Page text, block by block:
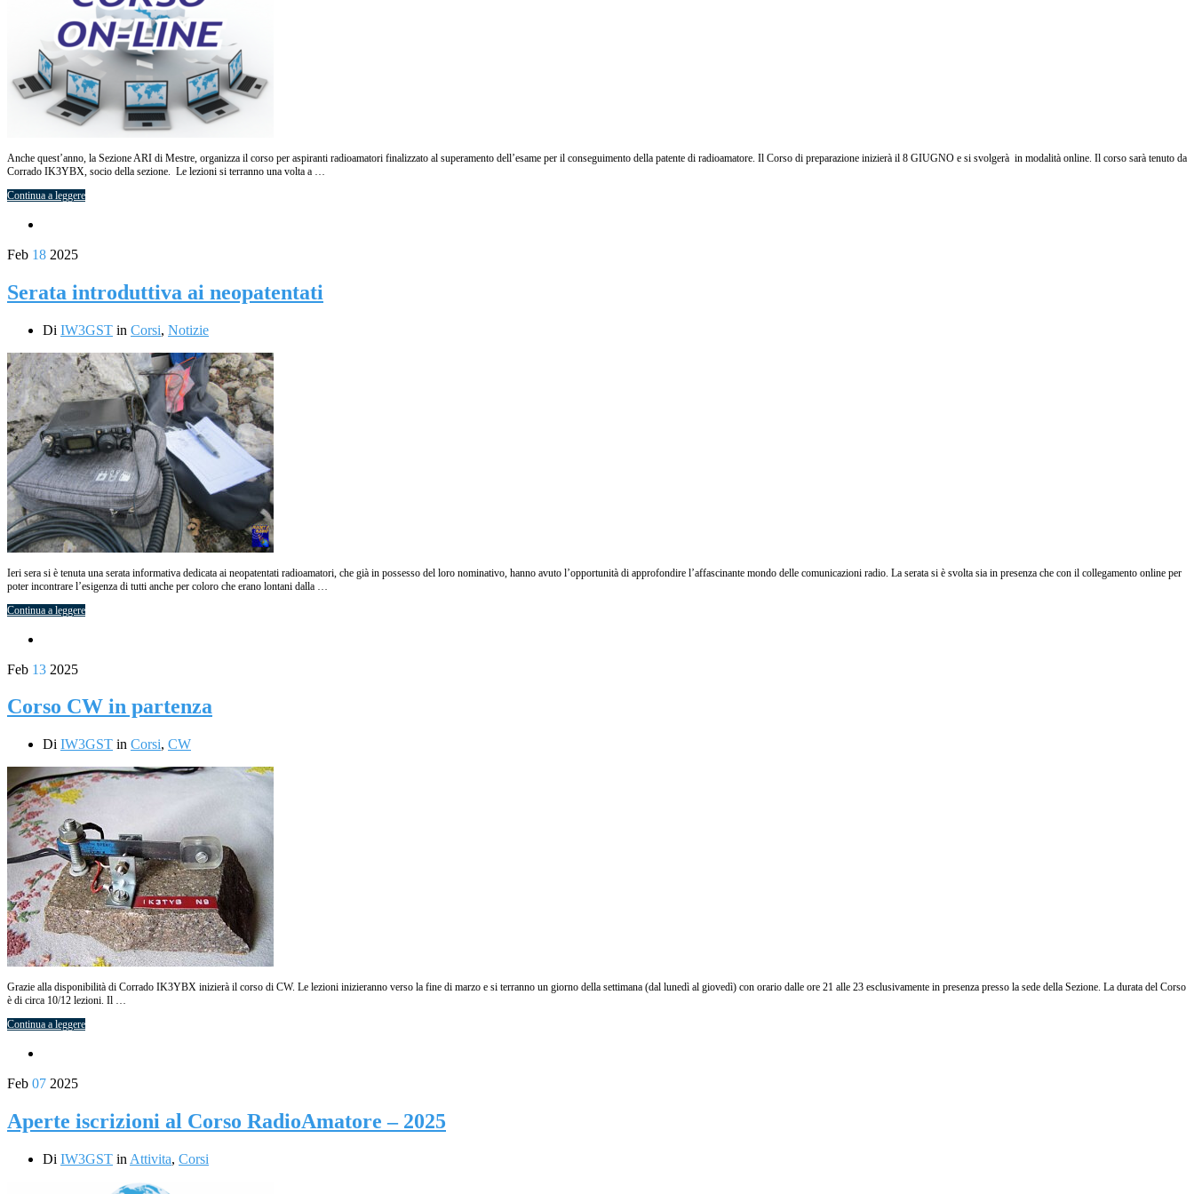
Anche quest’anno, la Sezione ARI di Mestre, organizza il corso per aspiranti radioamatori finalizzato al superamento dell’esame per il conseguimento della patente di radioamatore. Il Corso di preparazione inizierà il 8 GIUGNO e si svolgerà in modalità online. Il corso sarà tenuto da
Corrado IK3YBX, socio della sezione. Le lezioni si terranno una volta a …
Continua a leggere
Feb 18 2025
Serata introduttiva ai neopatentati
Di IW3GST in Corsi, Notizie
Ieri sera si è tenuta una serata informativa dedicata ai neopatentati radioamatori, che già in possesso del loro nominativo, hanno avuto l’opportunità di approfondire l’affascinante mondo delle comunicazioni radio. La serata si è svolta sia in presenza che con il collegamento online per
poter incontrare l’esigenza di tutti anche per coloro che erano lontani dalla …
Continua a leggere
Feb 13 2025
Corso CW in partenza
Di IW3GST in Corsi, CW
Grazie alla disponibilità di Corrado IK3YBX inizierà il corso di CW. Le lezioni inizieranno verso la fine di marzo e si terranno un giorno della settimana (dal lunedì al giovedì) con orario dalle ore 21 alle 23 esclusivamente in presenza presso la sede della Sezione. La durata del Corso
è di circa 10/12 lezioni. Il …
Continua a leggere
Feb 07 2025
Aperte iscrizioni al Corso RadioAmatore – 2025
Di IW3GST in Attivita, Corsi